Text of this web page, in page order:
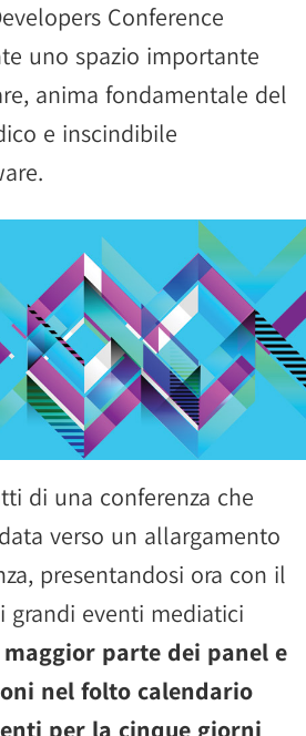
Conference
uno spazio importante
anima fondamentale del
e inscindibile
di una conferenza che
verso un allargamento
presentandosi ora con il
grandi eventi mediatici
parte dei panel e
nel folto calendario
per la cinque giorni